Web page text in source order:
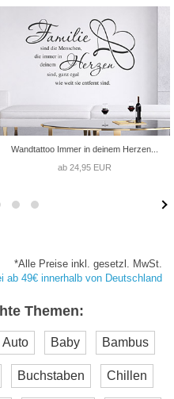
Wandtattoo Immer in deinem Herzen...
ab 24,95 EUR
*Alle Preise inkl. gesetzl. MwSt.
ab 49€ innerhalb von Deutschland
Themen:
Auto Baby Bambus
Buchstaben Chillen